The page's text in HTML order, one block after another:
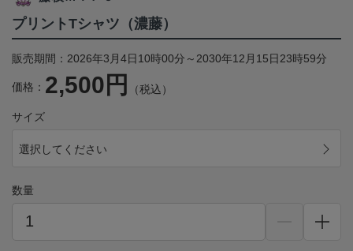
プリントTシャツ（濃藤）
販売期間：2026年3月4日10時00分～2030年12月15日23時59分
価格： 2,500円 （税込）
サイズ
選択してください
数量